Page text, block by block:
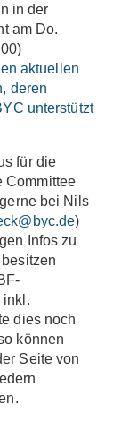
in der
am Do.
aktuellen
deren
unterstützt
für die
Committee
bei Nils
)
Infos zu
inkl.
dies noch
können
Seite von